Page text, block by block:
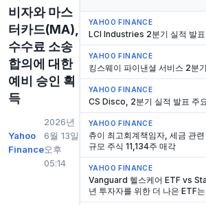
비자와 마스
터카드(MA),
수수료 소송
합의에 대한
예비 승인 획
득
Yahoo
Finance
2026년
6월 13일
오후
05:14
YAHOO FINANCE
LCI Industries 2분기 실적 발
YAHOO FINANCE
킹스웨이 파이낸셜 서비스 2분
YAHOO FINANCE
CS Disco, 2분기 실적 발표 주
YAHOO FINANCE
츄이 최고회계책임자, 세금 관
규모 주식 11,134주 매각
YAHOO FINANCE
Vanguard 헬스케어 ETF vs
년 투자자를 위한 더 나은 ETF